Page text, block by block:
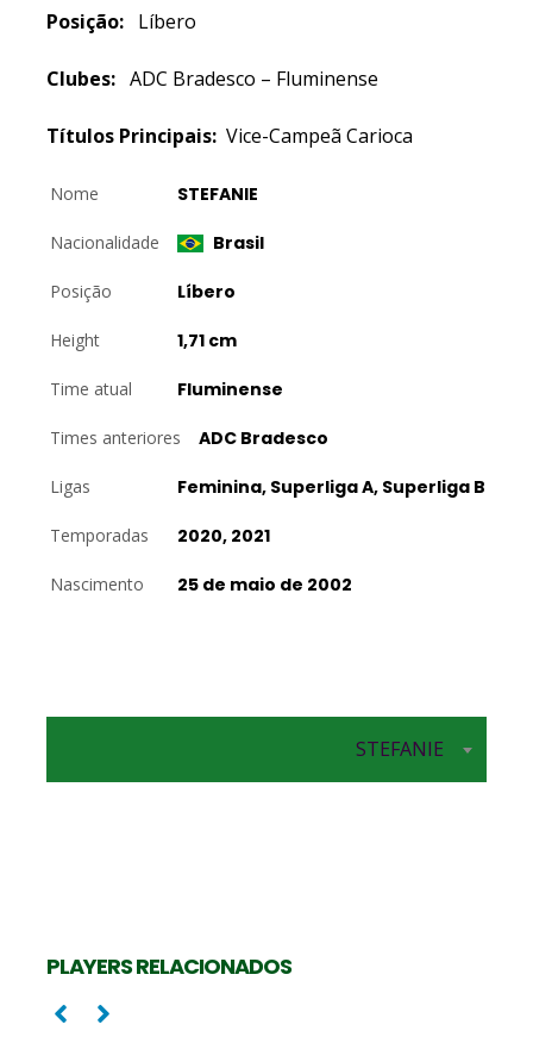
Posição: Líbero
Clubes: ADC Bradesco – Fluminense
Títulos Principais: Vice-Campeã Carioca
Nome STEFANIE
Nacionalidade Brasil
Posição Líbero
Height 1,71 cm
Time atual Fluminense
Times anteriores ADC Bradesco
Ligas Feminina, Superliga A, Superliga B
Temporadas 2020, 2021
Nascimento 25 de maio de 2002
STEFANIE
PLAYERS RELACIONADOS